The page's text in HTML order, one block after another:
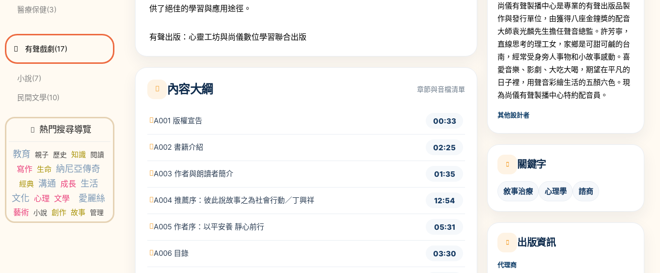
醫療保健此分類有
(3)
進入
有聲戲劇此分類有
(17)
小說此分類有
(7)
民間文學此分類有
(10)
熱門搜尋導覽
教育 親子 歷史 知識 閱讀
寫作 生命 納尼亞傳奇
經典 溝通 成長 生活
文化 心理 文學 愛麗絲
藝術 小說 創作 故事 管理
供了絕佳的學習與應用途徑。
有聲出版：心靈工坊與尚儀數位學習聯合出版
內容大綱 章節與音檔清單
A001 版權宣告 00:33
A002 書籍介紹 02:25
A003 作者與朗讀者簡介 01:35
A004 推薦序：彼此說故事之為社會行動／丁興祥 12:54
A005 作者序：以平安養 靜心前行 05:31
A006 目錄 03:30
尚儀有聲製播中心是專業的有聲出版品製
作與發行單位，由獲得八座金鐘獎的配音
大師袁光麟先生擔任聲音總監。許芳寧，
直線思考的理工女，家鄉是可甜可鹹的台
南，經常受身旁人事物和小故事感動。喜
愛音樂、影劇、大吃大喝，期望在平凡的
日子裡，用聲音彩繪生活的五顏六色。現
為尚儀有聲製播中心特約配音員。
其他設計者
關鍵字
敘事治療 心理學 諮商
出版資訊
代理商